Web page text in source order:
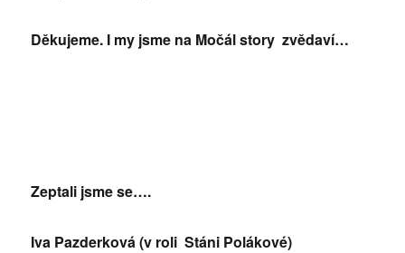
Děkujeme. I my jsme na Močál story zvědaví…
Zeptali jsme se….
Iva Pazderková (v roli Stáni Polákové)